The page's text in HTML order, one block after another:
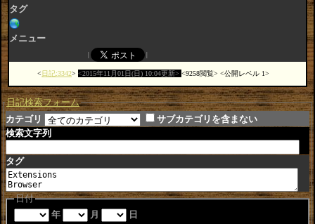
タグ
メニュー
日記:3342 2015年11月01日(日) 10:04更新 9258閲覧 公開レベル 1
日記検索フォーム
カテゴリ
サブカテゴリを含まない
検索文字列
タグ
日付
年
月 日